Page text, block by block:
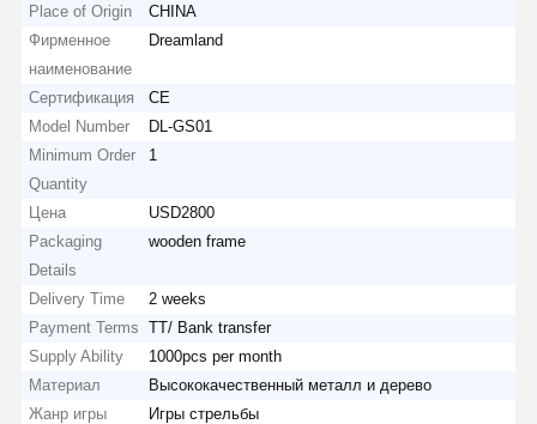
Place of Origin
CHINA
Фирменное
наименование
Dreamland
Сертификация
CE
Model Number
DL-GS01
Minimum Order
Quantity
1
Цена
USD2800
Packaging
Details
wooden frame
Delivery Time
2 weeks
Payment Terms
TT/ Bank transfer
Supply Ability
1000pcs per month
Материал
Высококачественный металл и дерево
Жанр игры
Игры стрельбы